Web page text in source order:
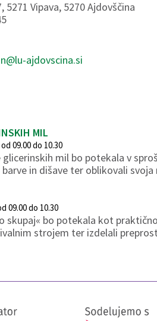
5271 Vipava, 5270 Ajdovščina
ajdovscina.si
MIL
09.00 do 10.30
glicerinskih mil bo potekala v
in dišave ter oblikovali
09.00 do 10.30
skupaj« bo potekala kot
strojem ter izdelali